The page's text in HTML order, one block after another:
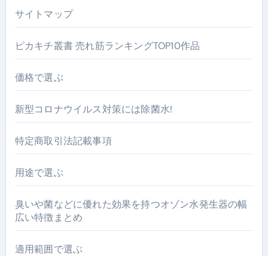
サイトマップ
ピカキチ叢書 売れ筋ランキングTOP10作品
価格で選ぶ
新型コロナウイルス対策には除菌水!
特定商取引法記載事項
用途で選ぶ
臭いや菌などに優れた効果を持つオゾン水発生器の幅
広い特徴まとめ
適用範囲で選ぶ